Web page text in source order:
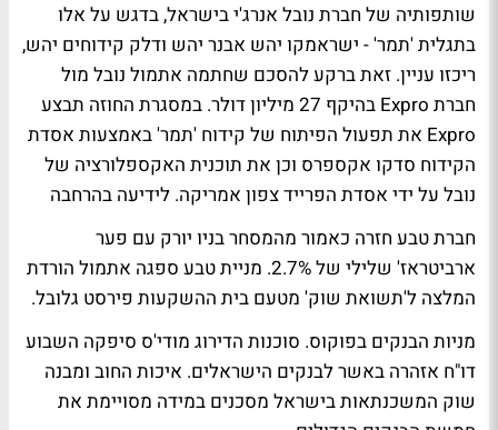
שותפותיה של חברת נובל אנרג'י בישראל, בדגש על אלו
בתגלית 'תמר' - ישראמקו יהש אבנר יהש ודלק קידוחים יהש,
ריכזו עניין. זאת ברקע להסכם שחתמה אתמול נובל מול
חברת Expro בהיקף 27 מיליון דולר. במסגרת החוזה תבצע
Expro את תפעול הפיתוח של קידוח 'תמר' באמצעות אסדת
הקידוח סדקו אקספרס וכן את תוכנית האקספלורציה של
נובל על ידי אסדת הפרייד צפון אמריקה. לידיעה בהרחבה
חברת טבע חזרה כאמור מהמסחר בניו יורק עם פער
ארביטראז' שלילי של 2.7%. מניית טבע ספגה אתמול הורדת
המלצה ל'תשואת שוק' מטעם בית ההשקעות פירסט גלובל.
מניות הבנקים בפוקוס. סוכנות הדירוג מודי'ס סיפקה השבוע
דו"ח אזהרה באשר לבנקים הישראלים. איכות החוב ומבנה
שוק המשכנתאות בישראל מסכנים במידה מסויימת את